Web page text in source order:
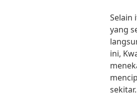
Selain
yang
ini,
sekitar.